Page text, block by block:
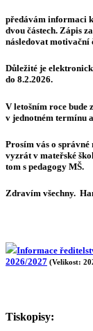
předávám informaci
dvou částech. Zápis
následovat motivační
Důležité je
do 8.2.2026.
V letošním roce bude
v jednotném termínu
Prosím vás o
vyzrát v mateřské
tom s pedagogy MŠ.
Zdravím všechny.
Informace
2026/2027 (Velikost:
Tiskopisy: